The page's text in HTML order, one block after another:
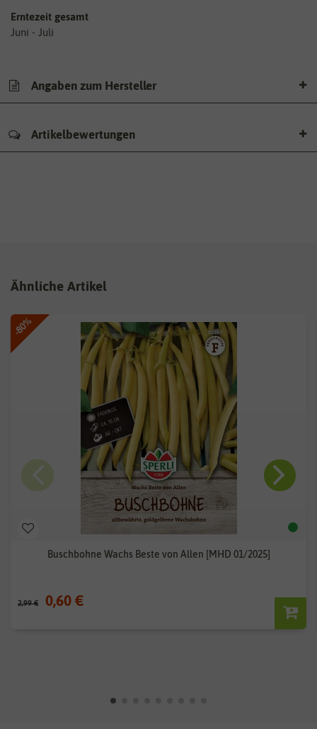
Erntezeit gesamt
Juni - Juli
Angaben zum Hersteller
Artikelbewertungen
Ähnliche Artikel
-80%
Buschbohne Wachs Beste von Allen [MHD 01/2025]
2,99 € 0,60 €